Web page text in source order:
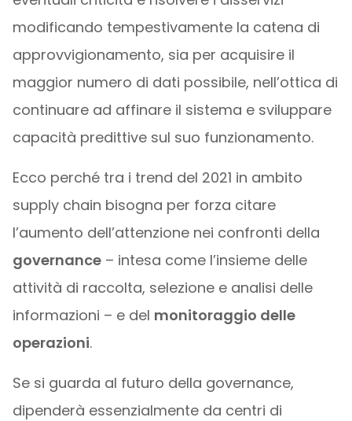
modificando tempestivamente la catena di
approvvigionamento, sia per acquisire il
maggior numero di dati possibile, nell’ottica di
continuare ad affinare il sistema e sviluppare
capacità predittive sul suo funzionamento.
Ecco perché tra i trend del 2021 in ambito
supply chain bisogna per forza citare
l’aumento dell’attenzione nei confronti della
governance– intesa come l’insieme delle
attività di raccolta, selezione e analisi delle
informazioni – e del monitoraggio delle
operazioni.
Se si guarda al futuro della governance,
dipenderà essenzialmente da centri di